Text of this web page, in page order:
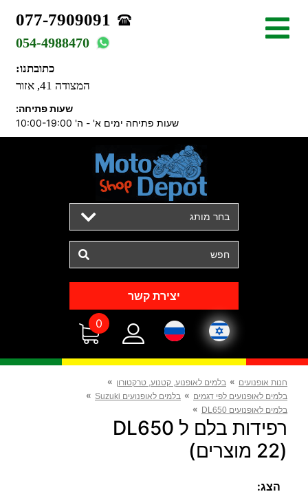
077-7909091
054-4988470
כתובתנו:
המצודה 41, אזור
שעות פתיחה:
שעות פתיחה ימים א' - ה' 10:00-19:00
בחר מותג
יצירת קשר
0
חנות אופנועים » בלמים לאופנוע, קטנוע, טרקטורון »
בלמים לאופנועים לפי דגמים » בלמים לאופנועים Suzuki »
בלמים לאופנועים DL650 »
רפידות בלם ל DL650
(22 מוצרים)
הצג: